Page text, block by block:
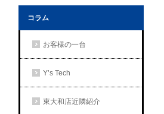
コラム
お客様の一台
Y’s Tech
東大和店近隣紹介